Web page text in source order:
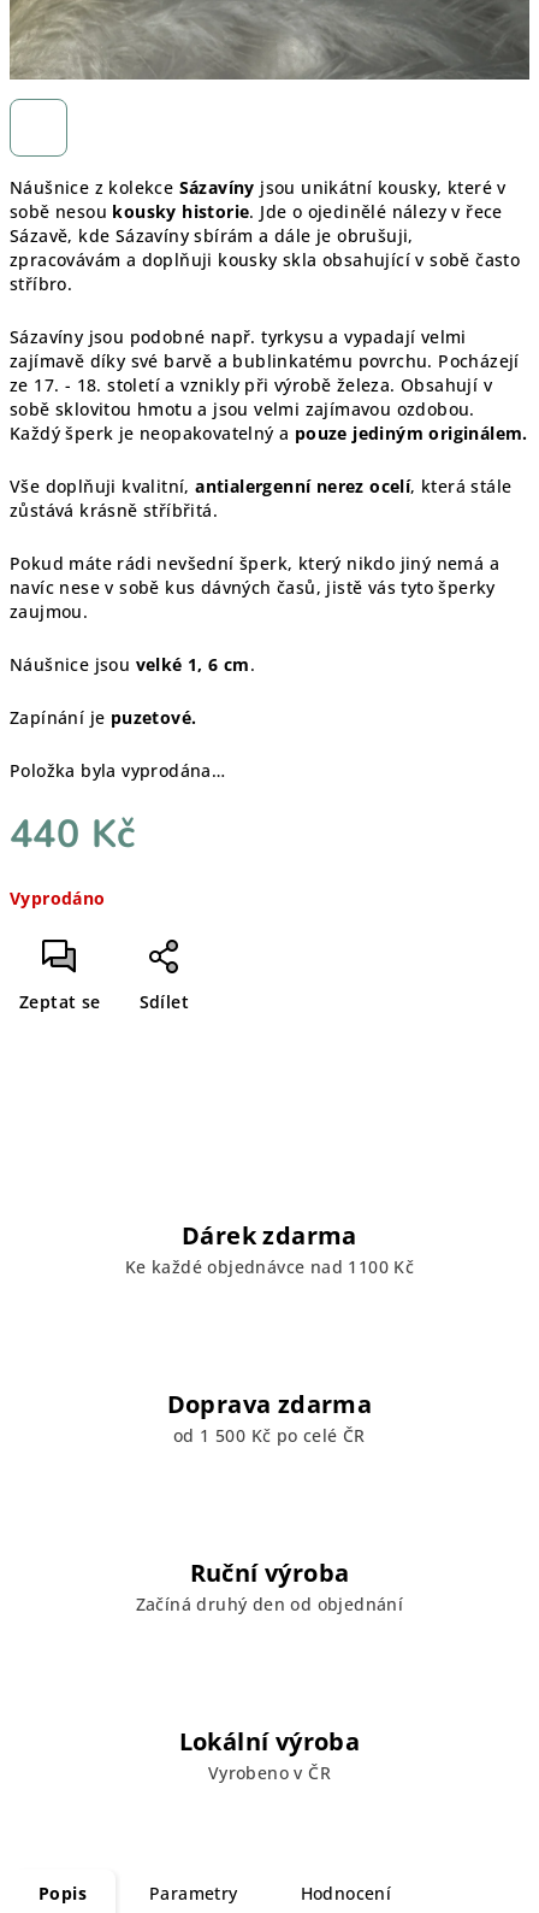
Náušnice z kolekce Sázavíny jsou unikátní kousky, které v
sobě nesou kousky historie. Jde o ojedinělé nálezy v řece
Sázavě, kde Sázavíny sbírám a dále je obrušuji,
zpracovávám a doplňuji kousky skla obsahující v sobě často
stříbro.
Sázavíny jsou podobné např. tyrkysu a vypadají velmi
zajímavě díky své barvě a bublinkatému povrchu. Pocházejí
ze 17. - 18. století a vznikly při výrobě železa. Obsahují v
sobě sklovitou hmotu a jsou velmi zajímavou ozdobou.
Každý šperk je neopakovatelný a pouze jediným originálem.
Vše doplňuji kvalitní,antialergenní nerez ocelí, která stále
zůstává krásně stříbřitá.
Pokud máte rádi nevšední šperk, který nikdo jiný nemá a
navíc nese v sobě kus dávných časů, jistě vás tyto šperky
zaujmou.
Náušnice jsou velké 1, 6 cm.
Zapínání je puzetové.
Položka byla vyprodána…
440 Kč
cena:
Vyprodáno
Zeptat se Sdílet
Dárek zdarma
Ke každé objednávce nad 1100 Kč
Doprava zdarma
od 1 500 Kč po celé ČR
Ruční výroba
Začíná druhý den od objednání
Lokální výroba
Vyrobeno v ČR
Popis Parametry Hodnocení